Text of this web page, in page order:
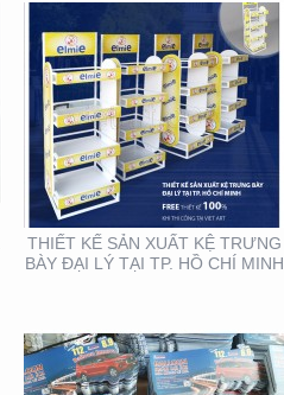
THIẾT KẾ SẢN XUẤT KỆ TRƯNG
BÀY ĐẠI LÝ TẠI TP. HỒ CHÍ MINH
THIẾT KẾ SẢN XUẤT TỜ
RƠI TOYOTA